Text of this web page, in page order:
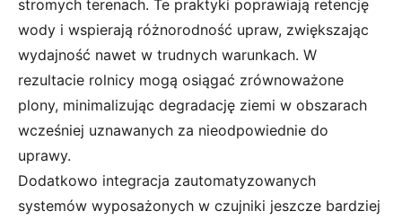
stromych terenach. Te praktyki poprawiają retencję
wody i wspierają różnorodność upraw, zwiększając
wydajność nawet w trudnych warunkach. W
rezultacie rolnicy mogą osiągać zrównoważone
plony, minimalizując degradację ziemi w obszarach
wcześniej uznawanych za nieodpowiednie do
uprawy.
Dodatkowo integracja zautomatyzowanych
systemów wyposażonych w czujniki jeszcze bardziej